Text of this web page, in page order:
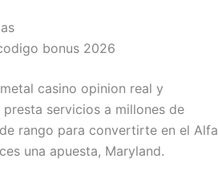
bonus 2026
casino opinion real y
servicios a millones de
rango para convertirte en el Alfa
una apuesta, Maryland.